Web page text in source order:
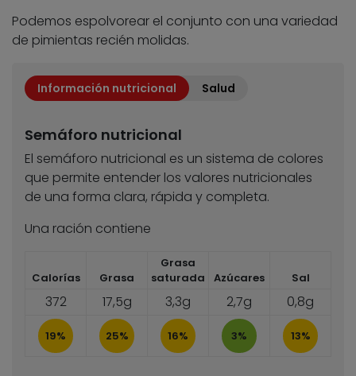
Podemos espolvorear el conjunto con una variedad
de pimientas recién molidas.
Información nutricional Salud
Semáforo nutricional
El semáforo nutricional es un sistema de colores
que permite entender los valores nutricionales
de una forma clara, rápida y completa.
Una ración contiene
Calorías Grasa
Grasa
saturada
Azúcares Sal
372 17,5g 3,3g 2,7g 0,8g
19% 25% 16% 3% 13%